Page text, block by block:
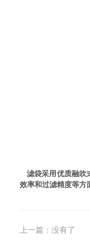
滤袋采用优质融吹
效率和过滤精度等方
上一篇：没有了